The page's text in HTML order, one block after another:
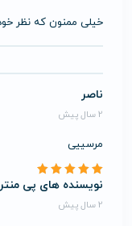
خیلی ممنون که نظر
ناصر
2 سال پیش
مرسییی
نویسنده های پی منتر
2 سال پیش